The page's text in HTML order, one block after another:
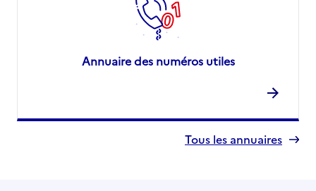
Annuaire des numéros utiles
Tous les annuaires